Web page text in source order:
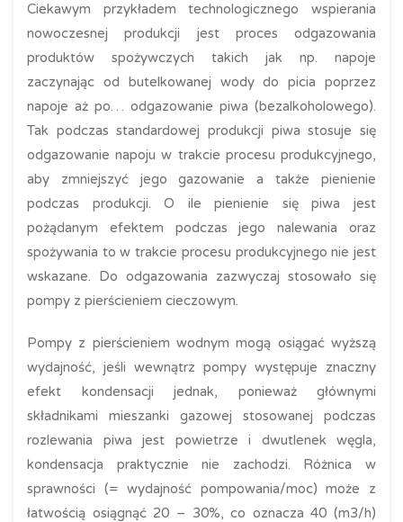
Ciekawym przykładem technologicznego wspierania
nowoczesnej produkcji jest proces odgazowania
produktów spożywczych takich jak np. napoje
zaczynając od butelkowanej wody do picia poprzez
napoje aż po… odgazowanie piwa (bezalkoholowego).
Tak podczas standardowej produkcji piwa stosuje się
odgazowanie napoju w trakcie procesu produkcyjnego,
aby zmniejszyć jego gazowanie a także pienienie
podczas produkcji. O ile pienienie się piwa jest
pożądanym efektem podczas jego nalewania oraz
spożywania to w trakcie procesu produkcyjnego nie jest
wskazane. Do odgazowania zazwyczaj stosowało się
pompy z pierścieniem cieczowym.
Pompy z pierścieniem wodnym mogą osiągać wyższą
wydajność, jeśli wewnątrz pompy występuje znaczny
efekt kondensacji jednak, ponieważ głównymi
składnikami mieszanki gazowej stosowanej podczas
rozlewania piwa jest powietrze i dwutlenek węgla,
kondensacja praktycznie nie zachodzi. Różnica w
sprawności (= wydajność pompowania/moc) może z
łatwością osiągnąć 20 – 30%, co oznacza 40 (m3/h)